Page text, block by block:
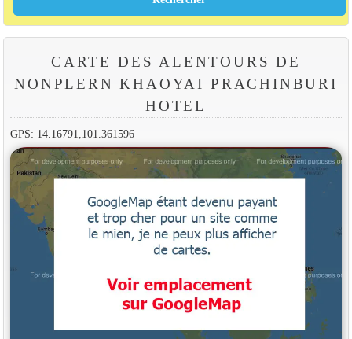
CARTE DES ALENTOURS DE
NONPLERN KHAOYAI PRACHINBURI
HOTEL
GPS: 14.16791,101.361596